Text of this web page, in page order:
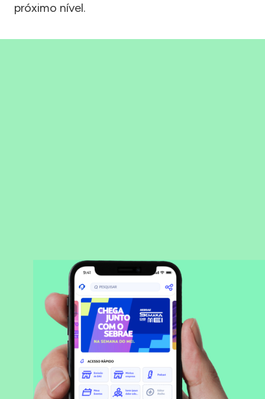
próximo nível.